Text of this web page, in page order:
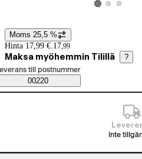
Visa produktbild 1
Visa produktbild 2
Visa
Prisinformation
Moms 25,5 %
Hinta 17,99 €. 17,99
Maksa myöhemmin Tilillä ?
Saatavuustiedot
beställningssätt
till postnummer
00220
Inte